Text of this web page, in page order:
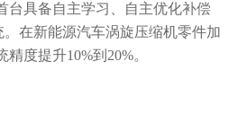
具备自主学习、自主优化补偿
在新能源汽车涡旋压缩机零件加
度提升10%到20%。